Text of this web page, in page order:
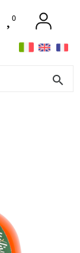
search
0